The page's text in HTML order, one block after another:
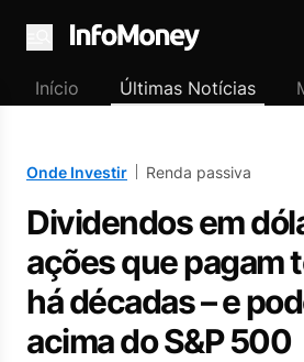
Menu
Início Últimas Notícias
Onde Investir Renda passiva
Dividendos em
ações que pagam
há décadas – e
acima do S&P 500